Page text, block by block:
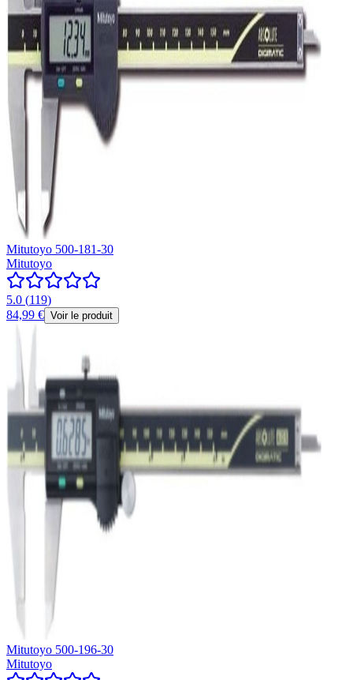
Mitutoyo 500-181-30
Mitutoyo
5.0 (119)
84,99 € Voir le produit
Mitutoyo 500-196-30
Mitutoyo